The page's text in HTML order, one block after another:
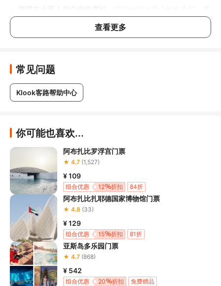
：品尝一杯会发光的茶（需额外付费），当茶
形成一个活生生的雕塑，并由您和周围的人不断重塑。
水粒子世界：当你走动时，数码水粒子会流动环绕你的身
体，你的每一步都将创造出独特的艺术作品。
Biocosmos - 站在巨大的数码鸟群下方，看着牠们如生物
般在天空中移动，变换队形。
涂鸦自然与鼓动大地 - 画出生物，看着牠们在共享的数码生
态系统中活起来，动物们在此互动、演化并消失。
Sketch Waterfall Droplets：画出一个水滴，看它如何汇
入由众人创作组成的数码瀑布，感受水流的真实动态。
彩绘工厂 - 将您的数码画作变成独一无二的客制化纪念品，
如T恤、徽章或托特包，让您带回家。
固化的认知火花 (Sketch Factory 内)：伸向漂浮的红色球
体，它们闪烁发光，但当你试图触摸时就会消失。
漂浮的呼应小宇宙 - 触摸或移动发光的蛋状物，它们会弹
回、发光，并在房间中散发出色彩和声音的涟漪。
查看更多
常见问题
Klook客路帮助中心
你可能也喜欢...
阿布扎比罗浮宫门票
★ 4.7 (1,527)
¥ 109
12 折扣
组合优惠 84折
阿布扎比扎耶德国家博物馆门票
★ 4.8 (33)
¥ 129
15 折扣
组合优惠 81折
亚斯岛多乐园门票
★ 4.7 (868)
¥ 542
20 折扣
组合优惠 免费赠品